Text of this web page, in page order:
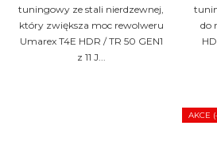
tuningowy ze stali nierdzewnej,
który zwiększa moc rewolweru
Umarex T4E HDR / TR 50 GEN1
z 11 J...
do
AKCE